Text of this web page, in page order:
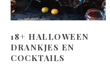
18+ HALLOWEEN
DRANKJES EN
COCKTAILS